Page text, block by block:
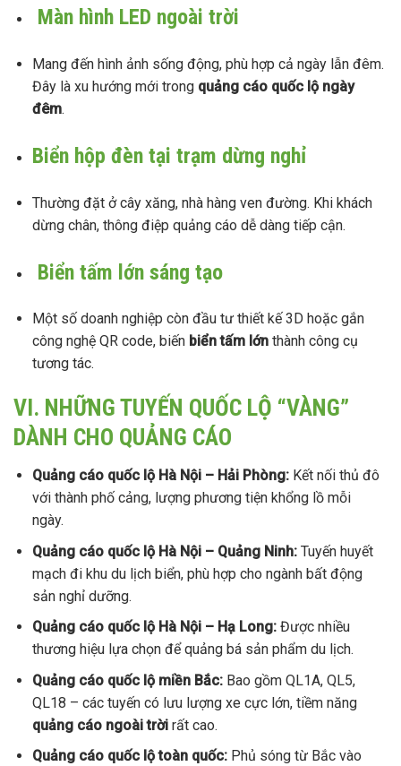
Màn hình LED ngoài trời
Mang đến hình ảnh sống động, phù hợp cả ngày lẫn đêm.
Đây là xu hướng mới trong quảng cáo quốc lộ ngày
đêm.
Biển hộp đèn tại trạm dừng nghỉ
Thường đặt ở cây xăng, nhà hàng ven đường. Khi khách
dừng chân, thông điệp quảng cáo dễ dàng tiếp cận.
Biển tấm lớnsáng tạo
Một số doanh nghiệp còn đầu tư thiết kế 3D hoặc gắn
công nghệ QR code, biến biển tấm lớnthành công cụ
tương tác.
VI. NHỮNG TUYẾN QUỐC LỘ “VÀNG”
DÀNH CHO QUẢNG CÁO
Quảng cáo quốc lộ Hà Nội – Hải Phòng:Kết nối thủ đô
với thành phố cảng, lượng phương tiện khổng lồ mỗi
ngày.
Quảng cáo quốc lộ Hà Nội – Quảng Ninh:Tuyến huyết
mạch đi khu du lịch biển, phù hợp cho ngành bất động
sản nghỉ dưỡng.
Quảng cáo quốc lộ Hà Nội – Hạ Long:Được nhiều
thương hiệu lựa chọn để quảng bá sản phẩm du lịch.
Quảng cáo quốc lộ miền Bắc:Bao gồm QL1A, QL5,
QL18 – các tuyến có lưu lượng xe cực lớn, tiềm năng
quảng cáo ngoài trờirất cao.
Quảng cáo quốc lộ toàn quốc:Phủ sóng từ Bắc vào